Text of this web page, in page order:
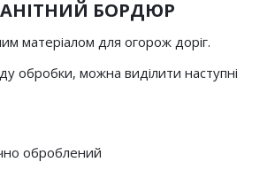
БОРДЮР
матеріалом для огорож доріг.
обробки, можна виділити наступні
оброблений